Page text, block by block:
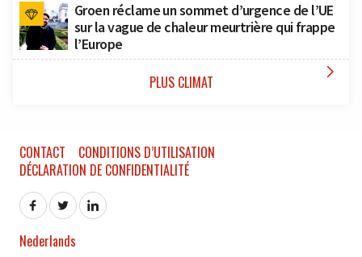
Groen réclame un sommet d’urgence de l’UE
sur la vague de chaleur meurtrière qui frappe
l’Europe
PLUS CLIMAT 
CONTACT
CONDITIONS D’UTILISATION
DÉCLARATION DE CONFIDENTIALITÉ
Nederlands